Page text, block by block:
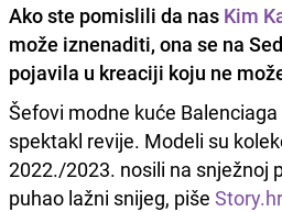
Ako ste pomislili da nas Kim
može iznenaditi, ona se na
pojavila u kreaciji koju ne
Šefovi modne kuće
spektakl revije. Modeli su
2022./2023. nosili na snježnoj
puhao lažni snijeg, piše Story.hr